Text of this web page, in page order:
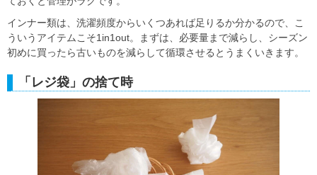
インナー類は、洗濯頻度からいくつあれば足りるか分かるので、こ
ういうアイテムこそ1in1out。
まずは、必要量まで減らし、シーズン
初めに買ったら古いものを減らして循環させるとうまくいきます。
「レジ袋」の捨て時